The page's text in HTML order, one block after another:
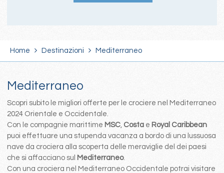
Home Destinazioni Mediterraneo
Mediterraneo
Scopri subito le migliori offerte per le crociere nel Mediterraneo
2024 Orientale e Occidentale.
Con le compagnie marittime MSC, Costa e Royal Caribbean
puoi effettuare una stupenda vacanza a bordo di una lussuosa
nave da crociera alla scoperta delle meraviglie del dei paesi
che si affacciano sul Mediterraneo.
Con una crociera nel Mediterraneo Occidentale potrai visitare